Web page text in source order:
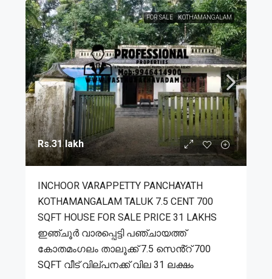
FOR SALE KOTHAMANGALAM
Rs.31 lakh
INCHOOR VARAPPETTY PANCHAYATH
KOTHAMANGALAM TALUK 7.5 CENT 700
SQFT HOUSE FOR SALE PRICE 31 LAKHS
ഇഞ്ചൂർ വാരപ്പെട്ടി പഞ്ചായത്ത്
കോതമംഗലം താലൂക്ക് 7.5 സെൻ്റ് 700
SQFT വീട് വില്പനക്ക് വില 31 ലക്ഷം